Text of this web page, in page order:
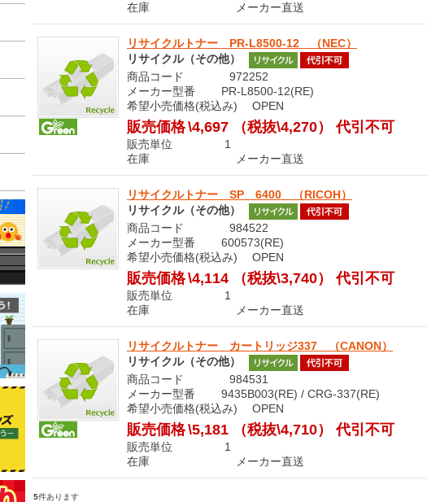
在庫 メーカー直送
リサイクルトナー PR-L8500-12 （NEC）
リサイクル（その他）
商品コード 972252
メーカー型番 PR-L8500-12(RE)
希望小売価格(税込み) OPEN
販売価格\4,697 （税抜\4,270） 代引不可
販売単位 1
在庫 メーカー直送
リサイクルトナー SP 6400 （RICOH）
リサイクル（その他）
商品コード 984522
メーカー型番 600573(RE)
希望小売価格(税込み) OPEN
販売価格\4,114 （税抜\3,740） 代引不可
販売単位 1
在庫 メーカー直送
リサイクルトナー カートリッジ337 （CANON）
リサイクル（その他）
商品コード 984531
メーカー型番 9435B003(RE) / CRG-337(RE)
希望小売価格(税込み) OPEN
販売価格\5,181 （税抜\4,710） 代引不可
販売単位 1
在庫 メーカー直送
5件あります